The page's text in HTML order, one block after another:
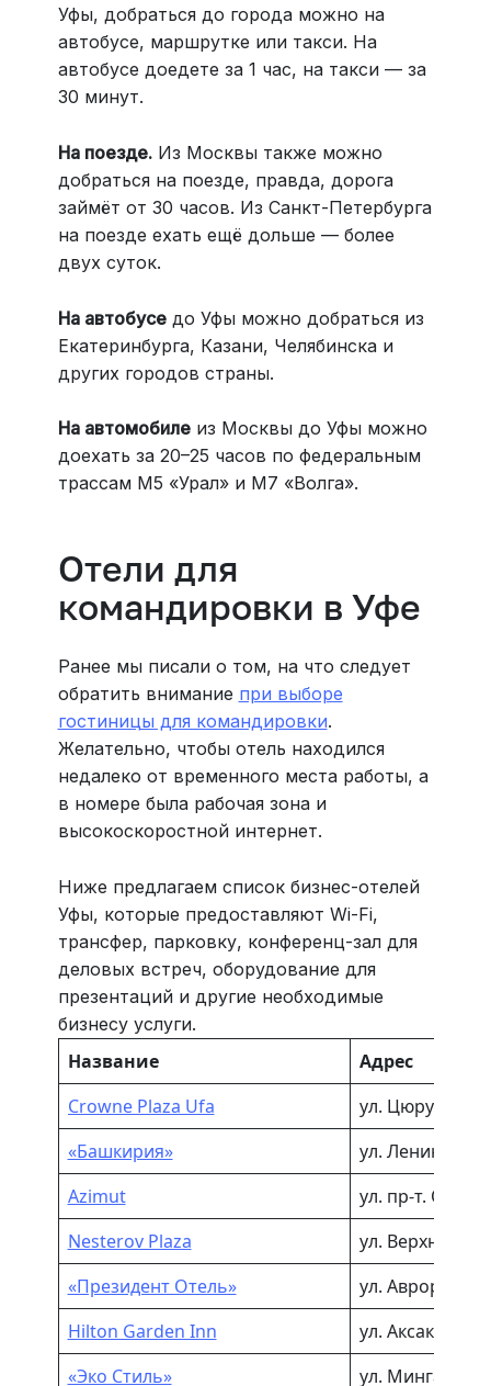
Уфы, добраться до города можно на
автобусе, маршрутке или такси. На
автобусе доедете за 1 час, на такси — за
30 минут.
На поезде.Из Москвы также можно
добраться на поезде, правда, дорога
займёт от 30 часов. Из Санкт-Петербурга
на поезде ехать ещё дольше — более
двух суток.
На автобуседо Уфы можно добраться из
Екатеринбурга, Казани, Челябинска и
других городов страны.
На автомобилеиз Москвы до Уфы можно
доехать за 20–25 часов по федеральным
трассам М5 «Урал» и М7 «Волга».
Отели для
командировки в Уфе
Ранее мы писали о том, на что следует
обратить внимание при выборе
гостиницы для командировки.
Желательно, чтобы отель находился
недалеко от временного места работы, а
в номере была рабочая зона и
высокоскоростной интернет.
Ниже предлагаем список бизнес-отелей
Уфы, которые предоставляют Wi-Fi,
трансфер, парковку, конференц-зал для
деловых встреч, оборудование для
презентаций и другие необходимые
бизнесу услуги.
Название
Адрес
Crowne Plaza Ufa
ул. Цюрупы, 7
«Башкирия»
ул. Ленина, 25/
Azimut
ул. пр-т.
Nesterov Plaza
ул.
«Президент Отель»
ул. Авроры, 2
Hilton Garden Inn
ул. Аксакова, 4
«Эко Стиль»
ул. Мингажева,